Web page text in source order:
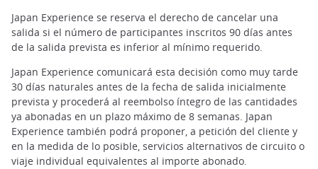
Japan Experience se reserva el derecho de cancelar una
salida si el número de participantes inscritos 90 días antes
de la salida prevista es inferior al mínimo requerido.
Japan Experience comunicará esta decisión como muy tarde
30 días naturales antes de la fecha de salida inicialmente
prevista y procederá al reembolso íntegro de las cantidades
ya abonadas en un plazo máximo de 8 semanas. Japan
Experience también podrá proponer, a petición del cliente y
en la medida de lo posible, servicios alternativos de circuito o
viaje individual equivalentes al importe abonado.